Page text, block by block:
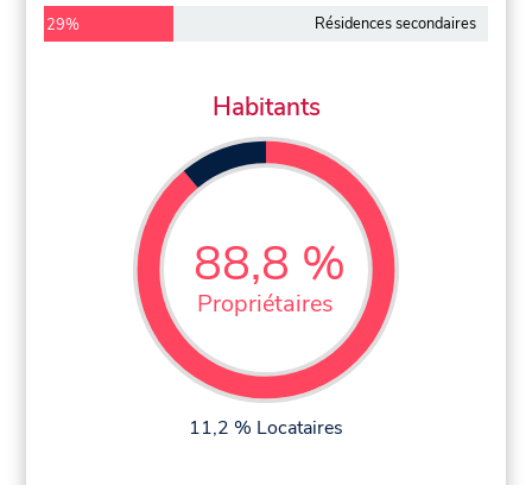
29% Résidences secondaires
Habitants
88,8 %
Propriétaires
11,2 % Locataires